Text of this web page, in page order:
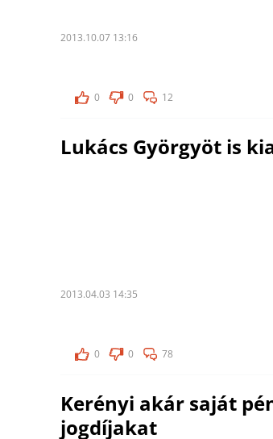
2013.10.07 13:16
0 0 12
Lukács Györgyöt is
2013.04.03 14:35
0 0 78
Kerényi akár saját
jogdíjakat